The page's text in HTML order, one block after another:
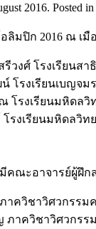
2016. Posted in
มปิก 2016 ณ เมื
วงศ์ โรงเรียนส
โรงเรียนเบญจ
โรงเรียนมหิดลวิ
รงเรียนมหิดลวิท
คณะอาจารย์ผู้ฝึก
าควิชาวิศวกรรม
ภาควิชาวิศวกรร